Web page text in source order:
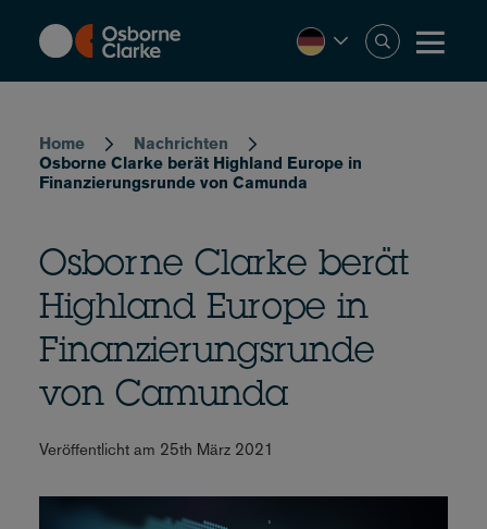
content
Home
Nachrichten
Osborne Clarke berät Highland Europe in
Finanzierungsrunde von Camunda
Osborne Clarke berät
Highland Europe in
Finanzierungsrunde
von Camunda
Veröffentlicht am 25th März 2021